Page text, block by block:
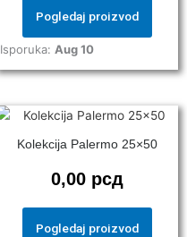
Pogledaj proizvod
Isporuka: Aug 10
Kolekcija Palermo 25×50
0,00 рсд
Pogledaj proizvod